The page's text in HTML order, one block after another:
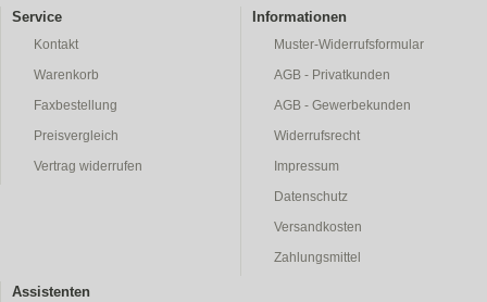
Service
Kontakt
Warenkorb
Faxbestellung
Preisvergleich
Vertrag widerrufen
Informationen
Muster-Widerrufsformular
AGB - Privatkunden
AGB - Gewerbekunden
Widerrufsrecht
Impressum
Datenschutz
Versandkosten
Zahlungsmittel
Assistenten